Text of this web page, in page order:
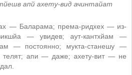
апй ахету-вид ачинтайат
— Баларама; према-ридхех — из-
— увидев; аут-кантхйам —
— постоянно; мукта-станешу —
апи — даже; ахету-вит — не